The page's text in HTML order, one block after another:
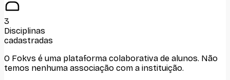
3
Disciplinas
cadastradas
O Fokvs é uma plataforma colaborativa de alunos. Não
temos nenhuma associação com a instituição.